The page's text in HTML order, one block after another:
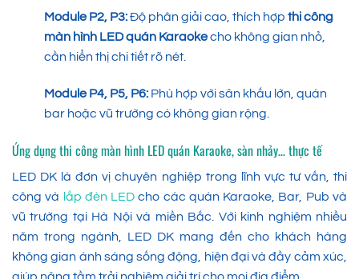
Module P2, P3:Độ phân giải cao, thích hợp thi công
màn hình LED quán Karaokecho không gian nhỏ,
cần hiển thị chi tiết rõ nét.
Module P4, P5, P6: Phù hợp với sân khấu lớn, quán
bar hoặc vũ trường có không gian rộng.
Ứng dụng thi công màn hình LED quán Karaoke, sàn nhảy… thực tế
LED DK là đơn vị chuyên nghiệp trong lĩnh vực tư vấn, thi
công và lắp đèn LED cho các quán Karaoke, Bar, Pub và
vũ trường tại Hà Nội và miền Bắc. Với kinh nghiệm nhiều
năm trong ngành, LED DK mang đến cho khách hàng
không gian ánh sáng sống động, hiện đại và đầy cảm xúc,
giúp nâng tầm trải nghiệm giải trí cho mọi địa điểm.